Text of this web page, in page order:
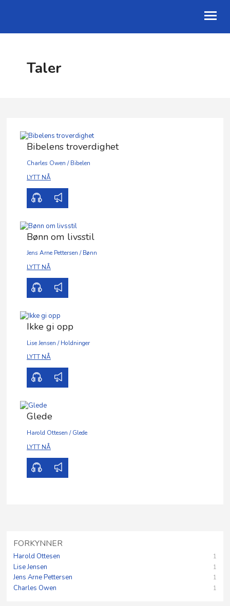
Taler
Bibelens troverdighet
Charles Owen /Bibelen
LYTT NÅ
Bønn om livsstil
Jens Arne Pettersen /Bønn
LYTT NÅ
Ikke gi opp
Lise Jensen /Holdninger
LYTT NÅ
Glede
Harold Ottesen /Glede
LYTT NÅ
FORKYNNER
Harold Ottesen 1
Lise Jensen 1
Jens Arne Pettersen 1
Charles Owen 1